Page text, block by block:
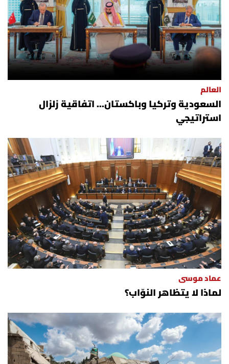
العالم
السعودية وتركيا وباكستان... اتفاقية زلزال
استراتيجي
عماد موسى
لماذا لا يتظاهر النوّاب؟